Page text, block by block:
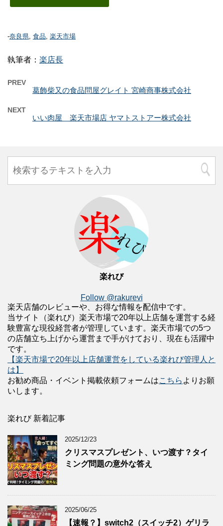
-奈良県, 食品, 楽天市場
執筆者： 楽店長
PREV
葛飾柴又の食品問屋グレイト 宮崎商事株式会社
NEXT
いい肉屋 楽天市場店 ヤマトストアー株式会社
楽れび
Follow @rakurevi
楽天店舗のレビューや、お得な情報を配信中です。
当サイト（楽れび）楽天市場で20年以上店舗を運営する経
験豊富な現役経営者が管理しています。楽天市場での5つ
の店舗立ち上げから運営まで手がけており、現在も活躍中
です。
【楽天市場で20年以上店舗運営をしている楽れび管理人と
は】
お勧め商品・イベント掲載依頼フォームはこちら よりお願
いします。
楽れび 新着記事
2025/12/23
クリスマスプレゼント、いつ渡す？タイ
ミング問題の意外な答え
2025/06/25
【速報？】switch2（スイッチ2）ゲリラ